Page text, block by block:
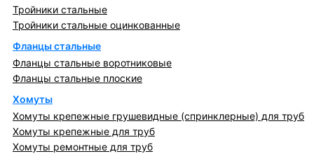
Тройники стальные
Тройники стальные оцинкованные
Фланцы стальные
Фланцы стальные воротниковые
Фланцы стальные плоские
Хомуты
Хомуты крепежные грушевидные (спринклерные) для труб
Хомуты крепежные для труб
Хомуты ремонтные для труб